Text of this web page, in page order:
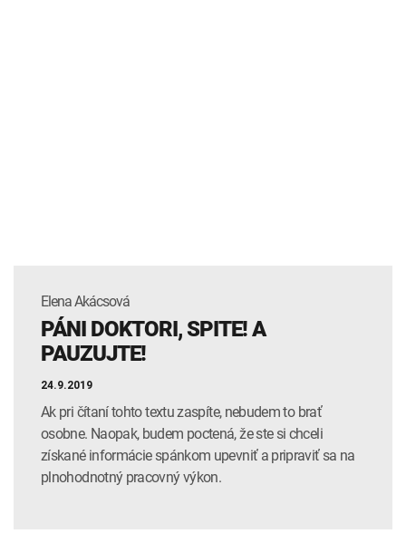
Elena Akácsová
PÁNI DOKTORI, SPITE! A
PAUZUJTE!
24.9.2019
Ak pri čítaní tohto textu zaspíte, nebudem to brať
osobne. Naopak, budem poctená, že ste si chceli
získané informácie spánkom upevniť a pripraviť sa na
plnohodnotný pracovný výkon.